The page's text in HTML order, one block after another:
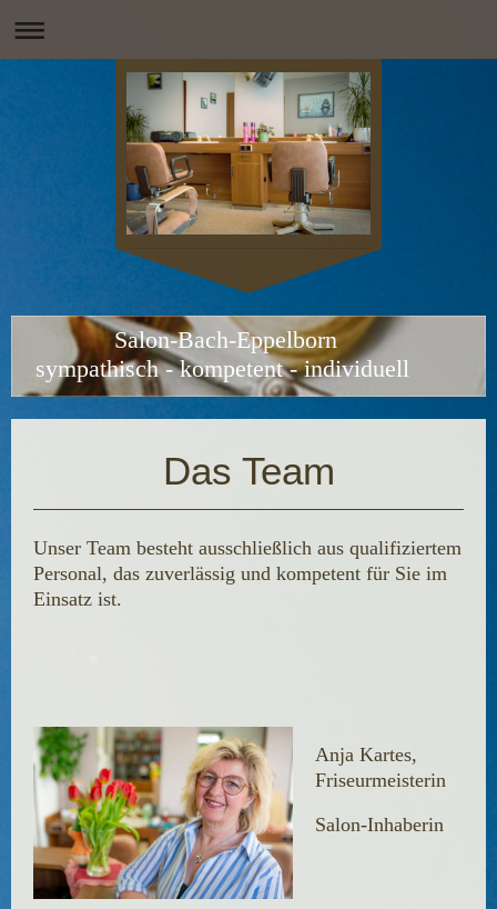
Salon-Bach-Eppelborn
sympathisch - kompetent - individuell
Das Team
Unser Team besteht ausschließlich aus qualifiziertem
Personal, das zuverlässig und kompetent für Sie im
Einsatz ist.
Anja Kartes,
Friseurmeisterin
Salon-Inhaberin